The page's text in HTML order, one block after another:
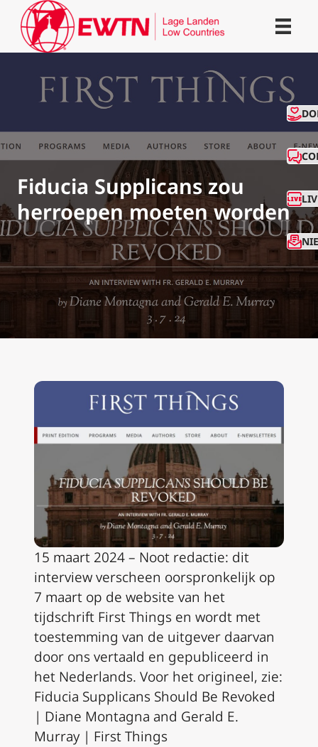
Fiducia Supplicans zou
herroepen moeten worden
15 maart 2024 – Noot redactie: dit
interview verscheen oorspronkelijk op
7 maart op de website van het
tijdschrift First Things en wordt met
toestemming van de uitgever daarvan
door ons vertaald en gepubliceerd in
het Nederlands. Voor het origineel, zie:
Fiducia Supplicans Should Be Revoked
| Diane Montagna and Gerald E.
Murray | First Things